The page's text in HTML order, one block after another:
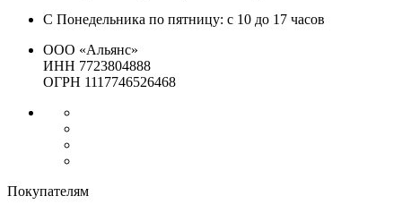
С Понедельника по пятницу: с 10 до 17 часов
ООО «Альянс»
ИНН 7723804888
ОГРН 1117746526468
Покупателям